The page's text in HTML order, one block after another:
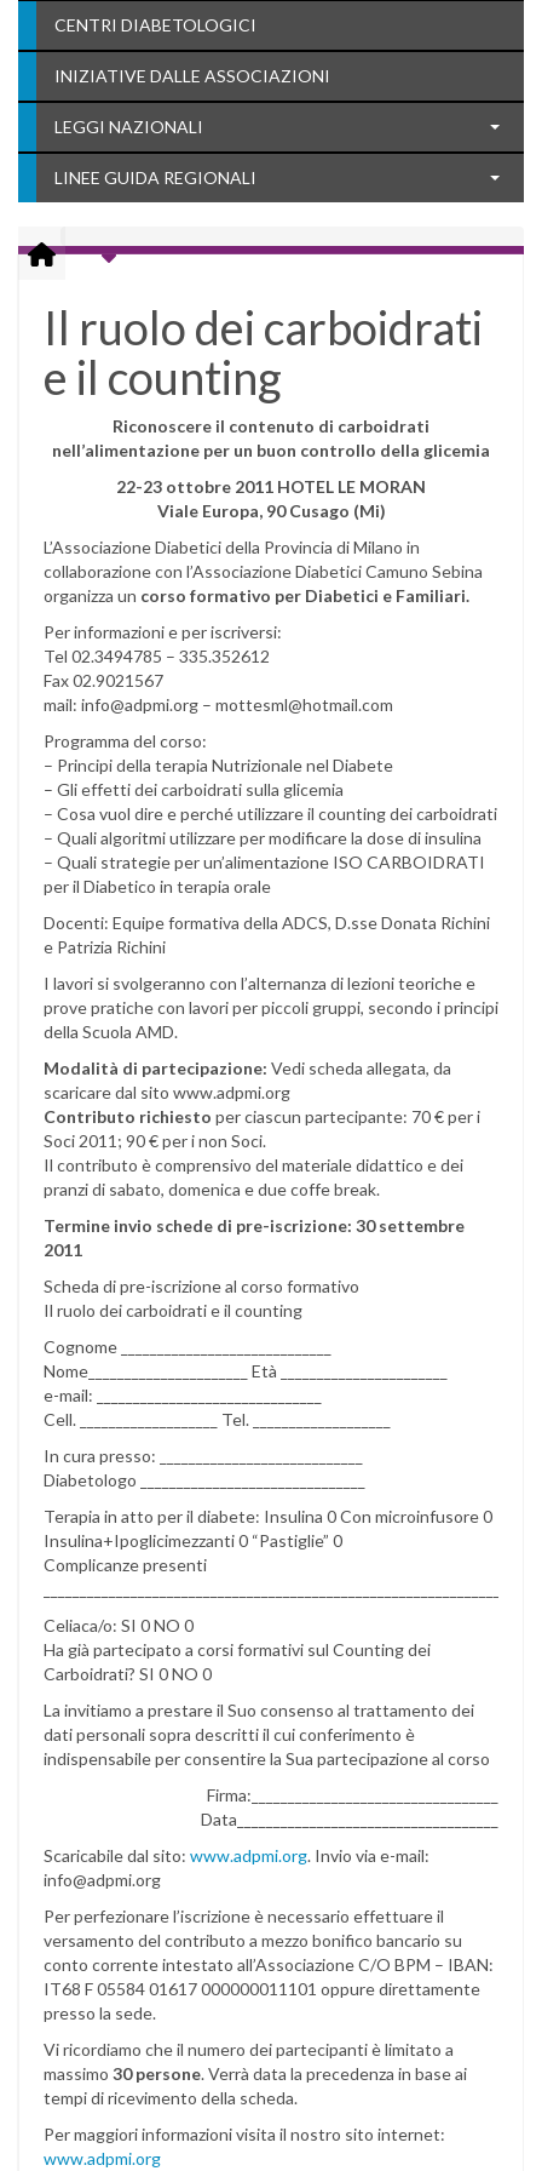
CENTRI DIABETOLOGICI
INIZIATIVE DALLE ASSOCIAZIONI
LEGGI NAZIONALI
LINEE GUIDA REGIONALI
Il ruolo dei carboidrati
e il counting
Riconoscere il contenuto di carboidrati
nell’alimentazione per un buon controllo della glicemia
22-23 ottobre 2011 HOTEL LE MORAN
Viale Europa, 90 Cusago (Mi)
L’Associazione Diabetici della Provincia di Milano in
collaborazione con l’Associazione Diabetici Camuno Sebina
organizza un corso formativo per Diabetici e Familiari.
Per informazioni e per iscriversi:
Tel 02.3494785 – 335.352612
Fax 02.9021567
mail: info@adpmi.org – mottesml@hotmail.com
Programma del corso:
– Principi della terapia Nutrizionale nel Diabete
– Gli effetti dei carboidrati sulla glicemia
– Cosa vuol dire e perché utilizzare il counting dei carboidrati
– Quali algoritmi utilizzare per modificare la dose di insulina
– Quali strategie per un’alimentazione ISO CARBOIDRATI
per il Diabetico in terapia orale
Docenti: Equipe formativa della ADCS, D.sse Donata Richini
e Patrizia Richini
I lavori si svolgeranno con l’alternanza di lezioni teoriche e
prove pratiche con lavori per piccoli gruppi, secondo i principi
della Scuola AMD.
Modalità di partecipazione: Vedi scheda allegata, da
scaricare dal sito www.adpmi.org
Contributo richiesto per ciascun partecipante: 70 € per i
Soci 2011; 90 € per i non Soci.
Il contributo è comprensivo del materiale didattico e dei
pranzi di sabato, domenica e due coffe break.
Termine invio schede di pre-iscrizione: 30 settembre
2011
Scheda di pre-iscrizione al corso formativo
Il ruolo dei carboidrati e il counting
Cognome _____________________________
Nome______________________ Età _______________________
e-mail: _______________________________
Cell. ___________________ Tel. ___________________
In cura presso: ____________________________
Diabetologo _______________________________
Terapia in atto per il diabete: Insulina 0 Con microinfusore 0
Insulina+Ipoglicimezzanti 0 “Pastiglie” 0
Complicanze presenti
Celiaca/o: SI 0 NO 0
Ha già partecipato a corsi formativi sul Counting dei
Carboidrati? SI 0 NO 0
La invitiamo a prestare il Suo consenso al trattamento dei
dati personali sopra descritti il cui conferimento è
indispensabile per consentire la Sua partecipazione al corso
Firma:__________________________________
Data____________________________________
Scaricabile dal sito: www.adpmi.org. Invio via e-mail:
info@adpmi.org
Per perfezionare l’iscrizione è necessario effettuare il
versamento del contributo a mezzo bonifico bancario su
conto corrente intestato all’Associazione C/O BPM – IBAN:
IT68 F 05584 01617 000000011101 oppure direttamente
presso la sede.
Vi ricordiamo che il numero dei partecipanti è limitato a
massimo 30 persone. Verrà data la precedenza in base ai
tempi di ricevimento della scheda.
Per maggiori informazioni visita il nostro sito internet:
www.adpmi.org